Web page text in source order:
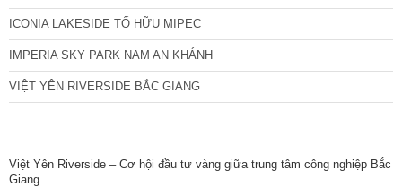
ICONIA LAKESIDE TỐ HỮU MIPEC
IMPERIA SKY PARK NAM AN KHÁNH
VIỆT YÊN RIVERSIDE BẮC GIANG
Việt Yên Riverside – Cơ hội đầu tư vàng giữa trung tâm công nghiệp Bắc
Giang